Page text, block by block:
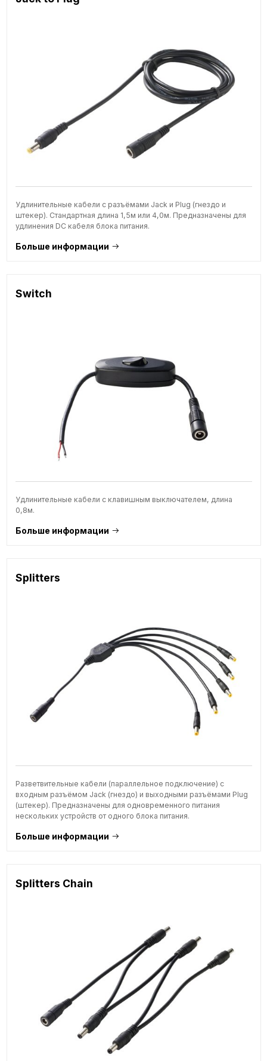
Удлинительные кабели с разъёмами Jack и Plug (гнездо и
штекер). Стандартная длина 1,5м или 4,0м. Предназначены для
удлинения DC кабеля блока питания.
Больше информации
Switch
Удлинительные кабели с клавишным выключателем, длина
0,8м.
Больше информации
Splitters
Разветвительные кабели (параллельное подключение) с
входным разъёмом Jack (гнездо) и выходными разъёмами Plug
(штекер). Предназначены для одновременного питания
нескольких устройств от одного блока питания.
Больше информации
Splitters Chain